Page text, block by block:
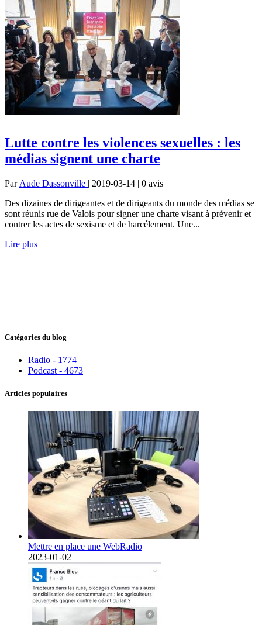
Lutte contre les violences sexuelles : les
médias signent une charte
Par Aude Dassonville | 2019-03-14 | 0 avis
Des dizaines de dirigeantes et de dirigeants du monde des médias se
sont réunis rue de Valois pour signer une charte visant à prévenir et
contrer les actes de sexisme et de harcélement. Une...
Lire plus
Catégories du blog
Radio - 1774
Podcast - 4673
Articles populaires
Mettre en place une WebRadio
2023-01-02